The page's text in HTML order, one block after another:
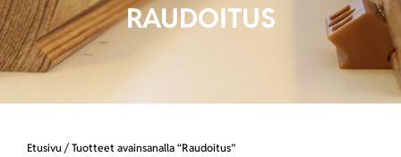
RAUDOITUS
Etusivu / Tuotteet avainsanalla “Raudoitus”